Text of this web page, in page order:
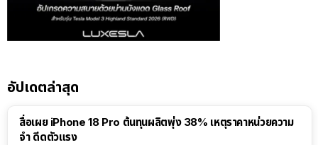
อัปเดตล่าสุด
สื่อเผย iPhone 18 Pro ต้นทุนผลิตพุ่ง 38% เหตุราคาหน่วยความ
จำ ดีดตัวแรง